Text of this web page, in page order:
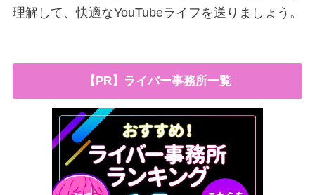
理解して、快適なYouTubeライフを送りましょう。
【PR】ライバー事務所一覧